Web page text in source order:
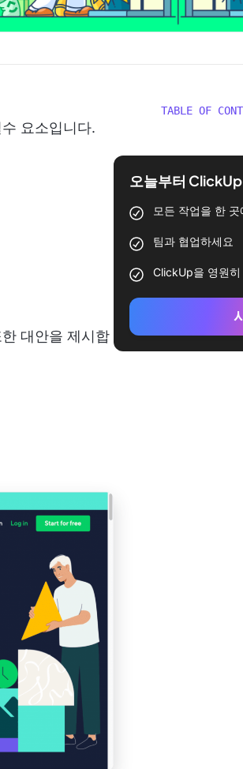
요소입니다.
대안을 제시합
TABLE OF
오늘부터
모든 작업을 한
팀과 협업하세요
ClickUp을 영원히